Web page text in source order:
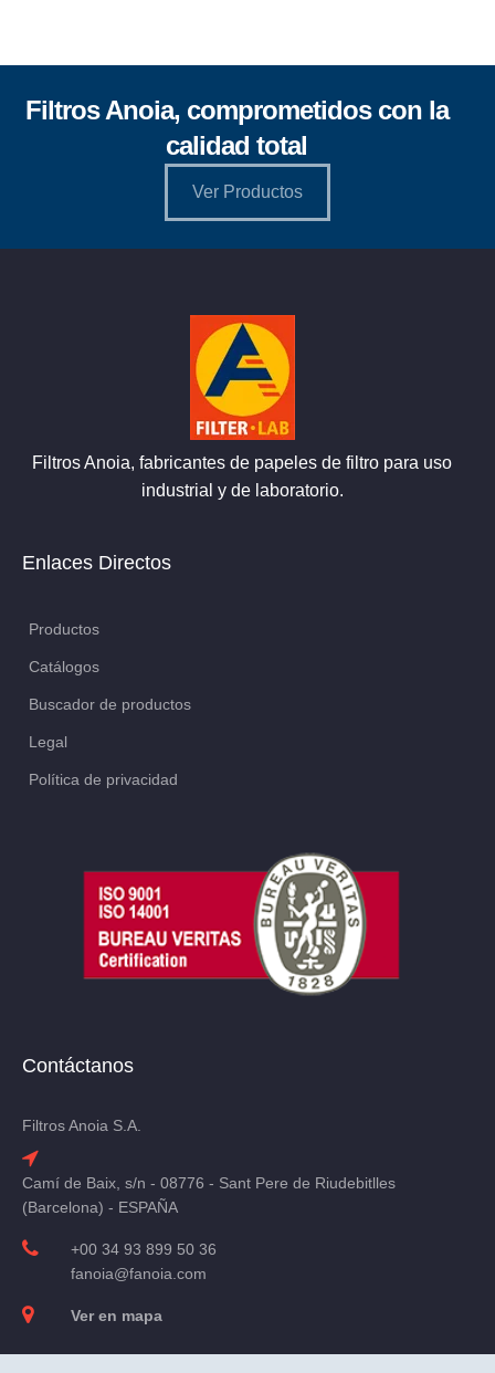
Filtros Anoia, comprometidos con la
calidad total
Ver Productos
Filtros Anoia, fabricantes de papeles de filtro para uso
industrial y de laboratorio.
Enlaces Directos
Productos
Catálogos
Buscador de productos
Legal
Política de privacidad
Contáctanos
Filtros Anoia S.A.
Camí de Baix, s/n - 08776 - Sant Pere de Riudebitlles
(Barcelona) - ESPAÑA
+00 34 93 899 50 36
fanoia@fanoia.com
Ver en mapa